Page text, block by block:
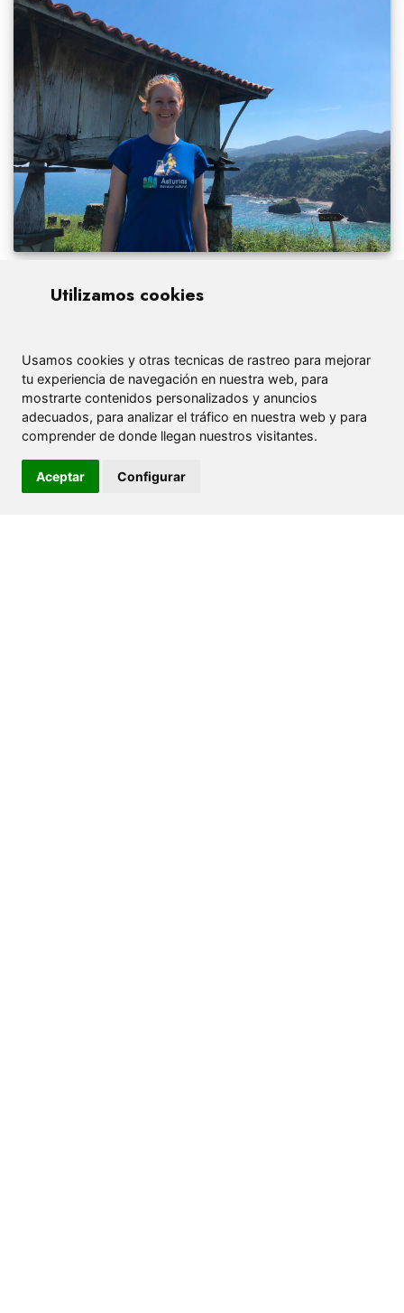
Utilizamos cookies
Usamos cookies y otras tecnicas de rastreo para mejorar
tu experiencia de navegación en nuestra web, para
mostrarte contenidos personalizados y anuncios
adecuados, para analizar el tráfico en nuestra web y para
comprender de donde llegan nuestros visitantes.
Aceptar Configurar